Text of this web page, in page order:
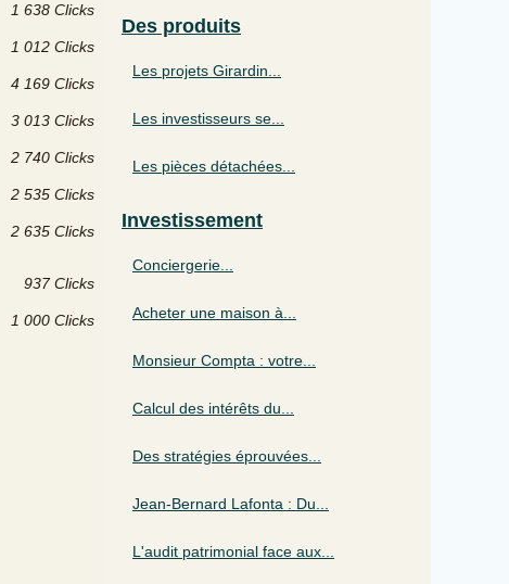
1 638 Clicks
1 012 Clicks
4 169 Clicks
3 013 Clicks
2 740 Clicks
2 535 Clicks
2 635 Clicks
937 Clicks
1 000 Clicks
Des produits
Les projets Girardin...
Les investisseurs se...
Les pièces détachées...
Investissement
Conciergerie...
Acheter une maison à...
Monsieur Compta : votre...
Calcul des intérêts du...
Des stratégies éprouvées...
Jean-Bernard Lafonta : Du...
L'audit patrimonial face aux...